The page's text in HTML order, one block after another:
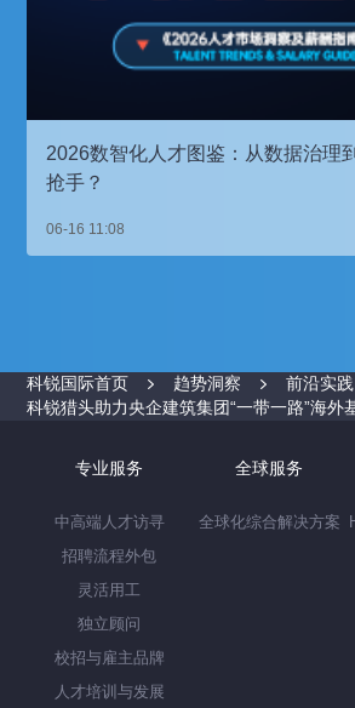
2026数智化人才图鉴：从数据治理
抢手？
06-16 11:08
科锐国际首页 趋势洞察
前沿实践
科锐猎头助力央企建筑集团“一带一路”海外
专业服务
中高端人才访寻
招聘流程外包
灵活用工
独立顾问
校招与雇主品牌
人才培训与发展
全球服务
全球化综合解决方案